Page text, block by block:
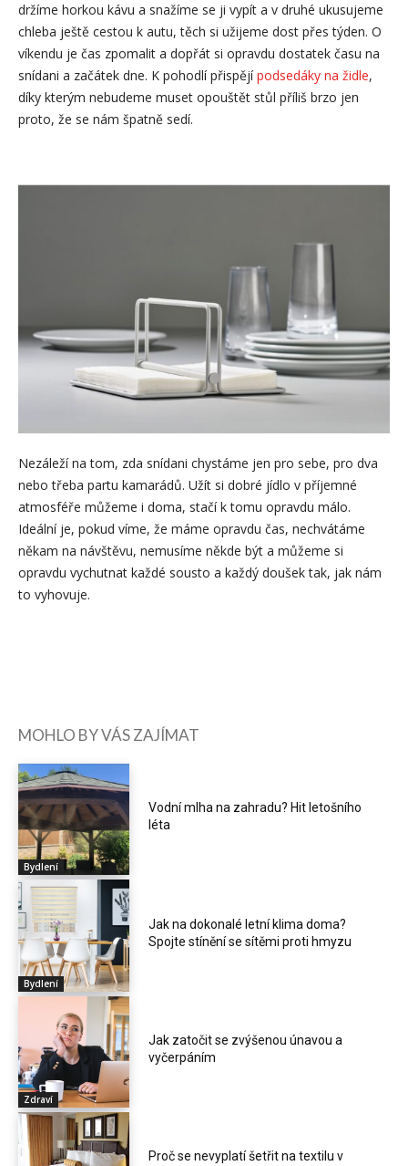
držíme horkou kávu a snažíme se ji vypít a v druhé ukusujeme
chleba ještě cestou k autu, těch si užijeme dost přes týden. O
víkendu je čas zpomalit a dopřát si opravdu dostatek času na
snídani a začátek dne. K pohodlí přispějípodsedáky na židle,
díky kterým nebudeme muset opouštět stůl příliš brzo jen
proto, že se nám špatně sedí.
Nezáleží na tom, zda snídani chystáme jen pro sebe, pro dva
nebo třeba partu kamarádů. Užít si dobré jídlo v příjemné
atmosféře můžeme i doma, stačí k tomu opravdu málo.
Ideální je, pokud víme, že máme opravdu čas, nechvátáme
někam na návštěvu, nemusíme někde být a můžeme si
opravdu vychutnat každé sousto a každý doušek tak, jak nám
to vyhovuje.
MOHLO BY VÁS ZAJÍMAT
Bydlení
Vodní mlha na zahradu? Hit letošního
léta
Bydlení
Jak na dokonalé letní klima doma?
Spojte stínění se sítěmi proti hmyzu
Zdraví
Jak zatočit se zvýšenou únavou a
vyčerpáním
Proč se nevyplatí šetřit na textilu v